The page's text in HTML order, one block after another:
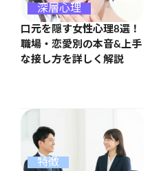
深層心理
口元を隠す女性心理8選！
職場・恋愛別の本音&上手
な接し方を詳しく解説
特徴